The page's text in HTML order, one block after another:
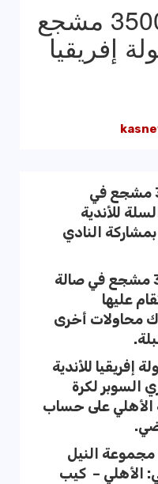
السماح بحضور 3500 مشجع
إفريقيا
وافق الأمن على حضور 3500 مشجع في
للأندية
النادي
و تم الاتفاق على حضور 3500 مشجع في صالة
عليها
محاولات أخرى
إفريقيا للأندية
السوبر لكرة
الأهلي على حساب
مجموعة النيل
الأهلي – كيب